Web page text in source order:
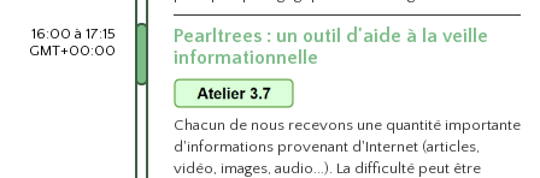
16:00 à 17:15
GMT+00:00
Pearltrees : un outil d'aide à la veille
informationnelle
Chacun de nous recevons une quantité importante
d'informations provenant d'Internet (articles,
vidéo, images, audio...). La difficulté peut être